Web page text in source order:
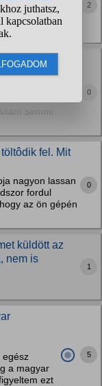
email,
tartalmát látja az
2
is
a netet), de
semmi
0
fel. Mit
nagyon lassan
fordul
az ön gépén
0
küldött az
nem is
1
egész
a magyar
ezt
5